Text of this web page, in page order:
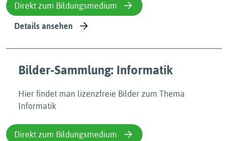
Direkt zum Bildungsmedium
Details ansehen
Bilder-Sammlung: Informatik
Hier findet man lizenzfreie Bilder zum Thema
Informatik
Direkt zum Bildungsmedium